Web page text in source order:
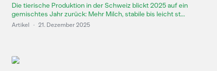
Die tierische Produktion in der Schweiz blickt 2025 auf ein
gemischtes Jahr zurück: Mehr Milch, stabile bis leicht st...
Artikel · 21. Dezember 2025